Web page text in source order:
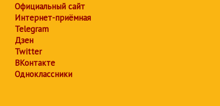
Официальный сайт
Интернет-приёмная
Telegram
Дзен
Twitter
ВКонтакте
Одноклассники